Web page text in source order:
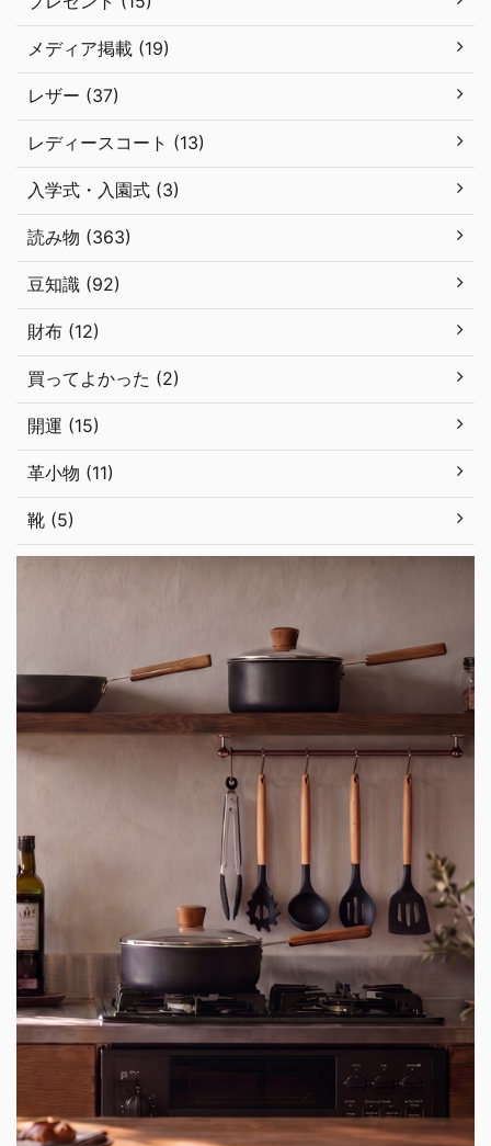
メディア掲載 (19)
レザー (37)
レディースコート (13)
入学式・入園式 (3)
読み物 (363)
豆知識 (92)
財布 (12)
買ってよかった (2)
開運 (15)
革小物 (11)
靴 (5)